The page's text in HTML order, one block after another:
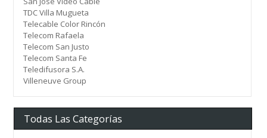
TDC Villa Mugueta
Telecable Color Rincón
Telecom Rafaela
Telecom San Justo
Telecom Santa Fe
Teledifusora S.A.
Villeneuve Group
Todas Las Categorías